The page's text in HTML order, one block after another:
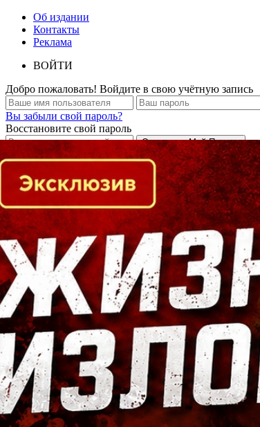
Об издании
Контакты
Реклама
ВОЙТИ
Добро пожаловать! Войдите в свою учётную запись
Вы забыли свой пароль?
Восстановите свой пароль
Кто есть кто в Байкальском регионе